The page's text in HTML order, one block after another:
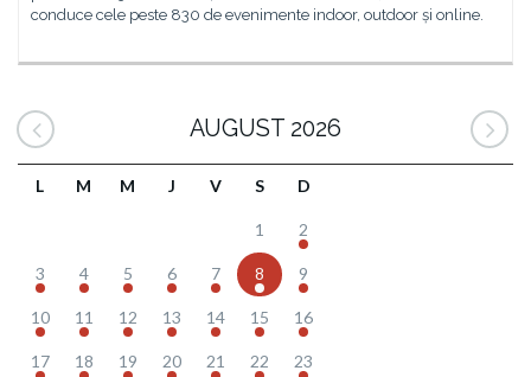
conduce cele peste 830 de evenimente indoor, outdoor și online.
AUGUST 2026
L M M J V S D
1 2
3 4 5 6 7 8 9
10 11 12 13 14 15 16
17 18 19 20 21 22 23